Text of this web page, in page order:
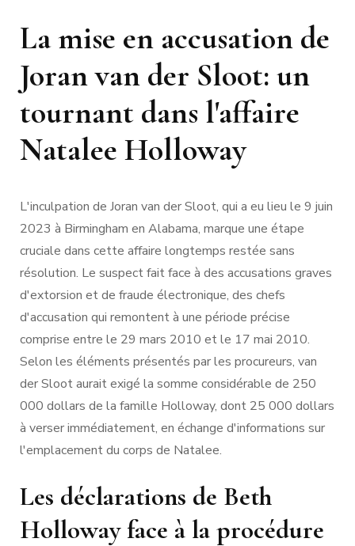
La mise en accusation de
Joran van der Sloot: un
tournant dans l'affaire
Natalee Holloway
L'inculpation de Joran van der Sloot, qui a eu lieu le 9 juin
2023 à Birmingham en Alabama, marque une étape
cruciale dans cette affaire longtemps restée sans
résolution. Le suspect fait face à des accusations graves
d'extorsion et de fraude électronique, des chefs
d'accusation qui remontent à une période précise
comprise entre le 29 mars 2010 et le 17 mai 2010.
Selon les éléments présentés par les procureurs, van
der Sloot aurait exigé la somme considérable de 250
000 dollars de la famille Holloway, dont 25 000 dollars
à verser immédiatement, en échange d'informations sur
l'emplacement du corps de Natalee.
Les déclarations de Beth
Holloway face à la procédure